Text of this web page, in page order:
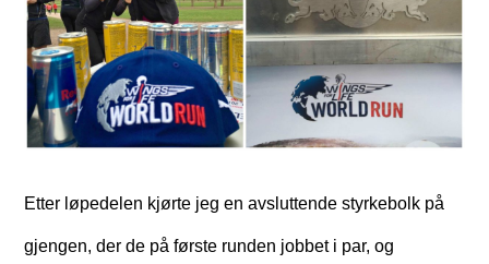
Etter løpedelen kjørte jeg en avsluttende styrkebolk på
gjengen, der de på første runden jobbet i par, og